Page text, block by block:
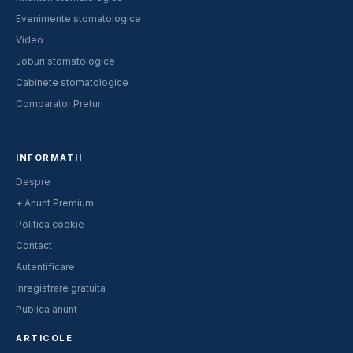
Evenimente stomatologice
Video
Joburi stomatologice
Cabinete stomatologice
Comparator Preturi
INFORMATII
Despre
+ Anunt Premium
Politica cookie
Contact
Autentificare
Inregistrare gratuita
Publica anunt
ARTICOLE